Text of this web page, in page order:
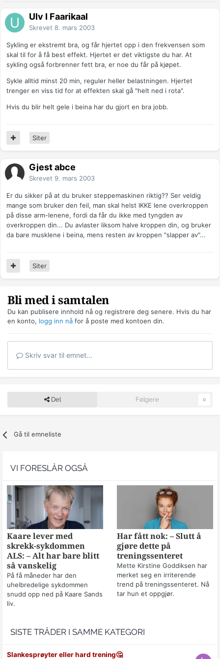
Ulv I Faarikaal
Skrevet 8. mars 2003
Sykling er ekstremt bra, og får hjertet opp i den frekvensen som
skal til for å få best effekt. Hjertet er det viktigste du har. At
sykling også forbrenner fett bra, er noe du får på kjøpet.
Sykle alltid minst 20 min, reguler heller belastningen. Hjertet
trenger en viss tid for at effekten skal gå "helt ned i rota".
Hvis du blir helt gele i beina har du gjort en bra jobb.
Siter
Gjest abce
Skrevet 9. mars 2003
Er du sikker på at du bruker steppemaskinen riktig?? Ser veldig
mange som bruker den feil, man skal helst IKKE lene overkroppen
på disse arm-lenene, fordi da får du ikke med tyngden av
overkroppen din... Du avlaster liksom halve kroppen din, og bruker
da bare musklene i beina, mens resten av kroppen "slapper av"...
Siter
Bli med i samtalen
Du kan publisere innhold nå og registrere deg senere. Hvis du har
en konto, logg inn nå for å poste med kontoen din.
Skriv svar til emnet...
Del Følgere 0
Gå til emneliste
VI FORESLÅR OGSÅ
Kaare lever med
skrekk-sykdommen
ALS: – Alt har bare blitt
så vanskelig
På få måneder har den
uhelbredelige sykdommen
snudd opp ned på Kaare Sands
liv.
Har fått nok: – Slutt å
gjøre dette på
treningssenteret
Mette Kirstine Goddiksen har
merket seg en irriterende
trend på treningssenteret. Nå
tar hun et oppgjør.
SISTE TRÅDER I SAMME KATEGORI
Slankesprøyter eller hard trening🤔